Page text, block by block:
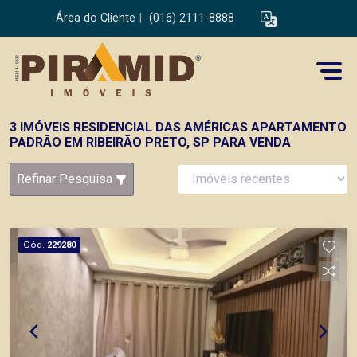
Área do Cliente (016) 2111-8888
3 IMÓVEIS RESIDENCIAL DAS AMÉRICAS APARTAMENTO
PADRÃO EM RIBEIRÃO PRETO, SP PARA VENDA
Refinar Pesquisa
Cód. 229280